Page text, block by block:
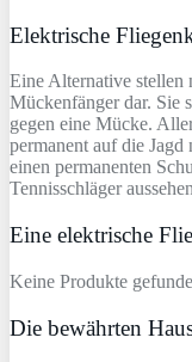
Elektrische
Eine Alternative stellen
Mückenfänger dar. Sie
gegen eine Mücke.
permanent auf die
einen permanenten
Tennisschläger
Eine elektrische
Keine Produkte
Die bewährten